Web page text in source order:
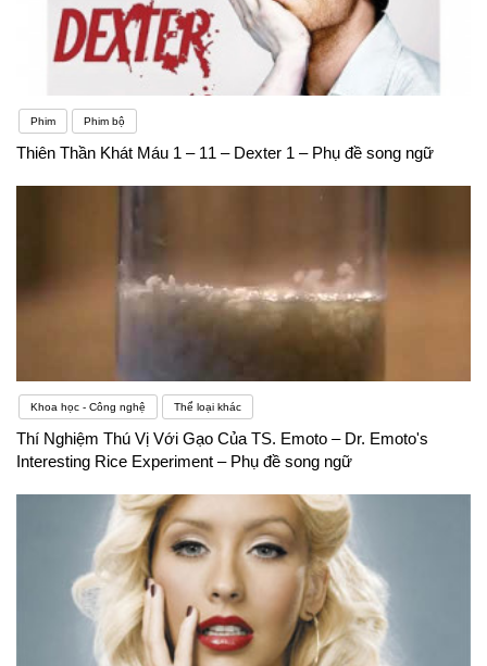
Phim Phim bộ
Thiên Thần Khát Máu 1 – 11 – Dexter 1 – Phụ đề song ngữ
Khoa học - Công nghệ Thể loại khác
Thí Nghiệm Thú Vị Với Gạo Của TS. Emoto – Dr. Emoto's
Interesting Rice Experiment – Phụ đề song ngữ